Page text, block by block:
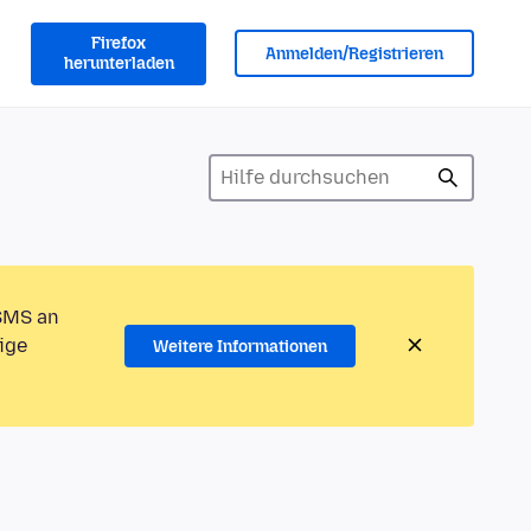
Firefox
herunterladen
Anmelden/Registrieren
an
Weitere Informationen